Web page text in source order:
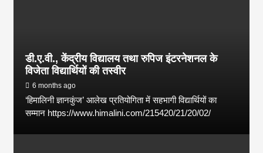
डी.ए.वी., केंद्रीय विद्यालय तथा रुपिज इंटरनेशनल के
विजेता विद्यार्थियों की तस्वीर
6 months ago
‘हिमालिनी ज्ञानकुंज’ आलेख प्रतियोगिता में सहभागी विद्यार्थियों का
सम्मान https://www.himalini.com/215420/21/20/02/